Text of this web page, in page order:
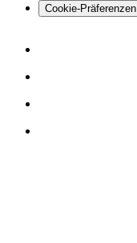
Cookie-Präferenzen